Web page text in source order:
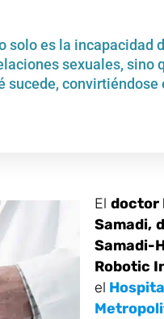
solo es la incapacidad
sexuales, sino
sucede, convirtiéndose
El doctor
Samadi,
Samadi-
Robotic
el